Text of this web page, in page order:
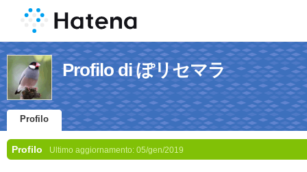
Profilo di ぽリセマラ
Profilo
Profilo Ultimo aggiornamento: 05/gen/2019